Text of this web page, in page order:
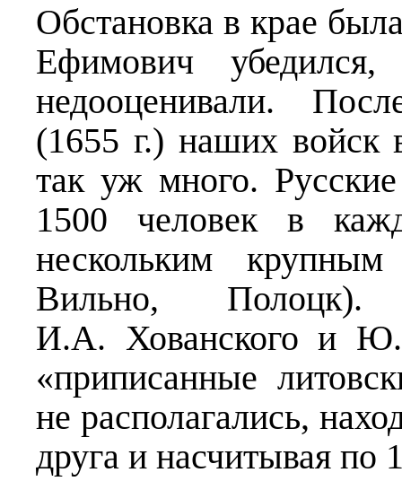
Обстановка в крае
Ефимович
недооценивали.
(1655 г.) наших войск
так уж много.
1500 человек в
нескольким
Вильно,
И.А. Хованского и
«приписанные
не располагались,
друга и насчитывая